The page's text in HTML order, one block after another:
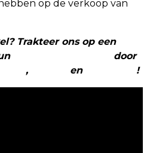
op de verkoop van
Trakteer ons op een
door
, en !